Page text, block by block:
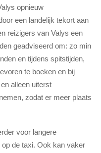
opnieuw
een landelijk tekort aan
reizigers van Valys een
geadviseerd om: zo min
en tijdens spitstijden,
te boeken en bij
alleen uiterst
zodat er meer plaats
voor langere
de taxi. Ook kan vaker